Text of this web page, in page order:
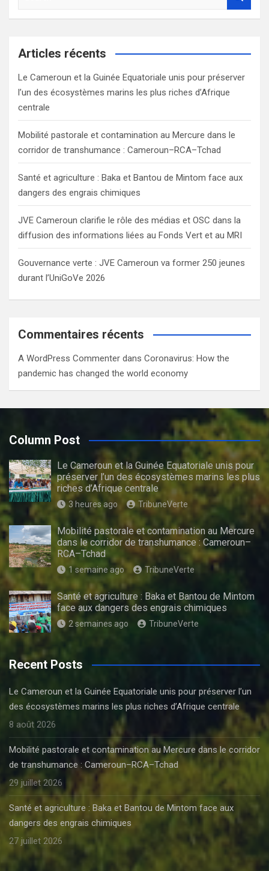
a
c
Articles récents
Le Cameroun et la Guinée Equatoriale unis pour préserver
l’un des écosystèmes marins les plus riches d’Afrique
centrale
Mobilité pastorale et contamination au Mercure dans le
corridor de transhumance : Cameroun–RCA–Tchad
Santé et agriculture : Baka et Bantou de Mintom face aux
dangers des engrais chimiques
JVE Cameroun clarifie le rôle des médias et OSC dans la
diffusion des informations liées au Fonds Vert et au MRI
Gouvernance verte : JVE Cameroun va former 250 jeunes
durant l’UniGoVe 2026
Commentaires récents
A WordPress Commenter dans Coronavirus: How the
pandemic has changed the world economy
Column Post
Le Cameroun et la Guinée Equatoriale unis pour
préserver l’un des écosystèmes marins les plus
riches d’Afrique centrale
3 heures ago TribuneVerte
Mobilité pastorale et contamination au Mercure
dans le corridor de transhumance : Cameroun–
RCA–Tchad
1 semaine ago TribuneVerte
Santé et agriculture : Baka et Bantou de Mintom
face aux dangers des engrais chimiques
2 semaines ago TribuneVerte
Recent Posts
Le Cameroun et la Guinée Equatoriale unis pour préserver l’un
des écosystèmes marins les plus riches d’Afrique centrale
8 août 2026
Mobilité pastorale et contamination au Mercure dans le corridor
de transhumance : Cameroun–RCA–Tchad
29 juillet 2026
Santé et agriculture : Baka et Bantou de Mintom face aux
dangers des engrais chimiques
27 juillet 2026